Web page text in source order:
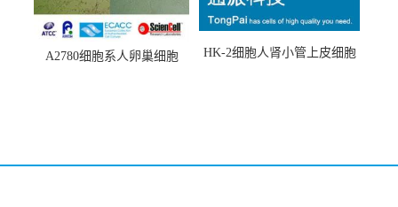
A2780细胞系人卵巢细胞
HK-2细胞人肾小管上皮细胞